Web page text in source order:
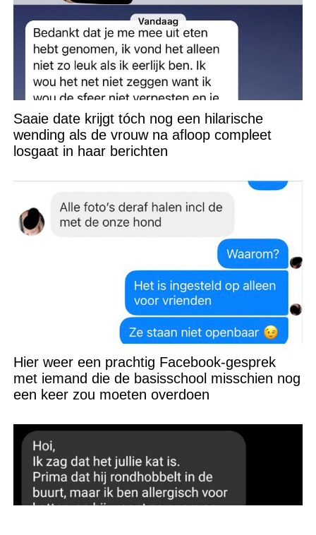
Saaie date krijgt tóch nog een hilarische
wending als de vrouw na afloop compleet
losgaat in haar berichten
Hier weer een prachtig Facebook-gesprek
met iemand die de basisschool misschien nog
een keer zou moeten overdoen